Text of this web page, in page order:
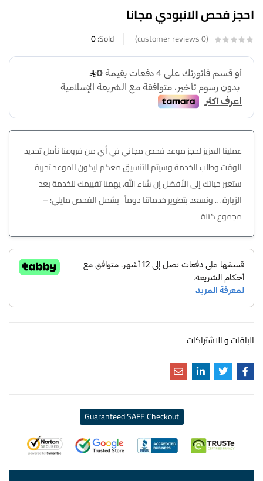
احجز فحص الانبودي مجانا
0
Sold:
0
عملينا العزيز لحجز موعد فحص مجاني في أي من فروعنا نأمل تحديد
الوقت وطلب الخدمة وسيتم التنسيق معكم ليكون الموعد تجربة
ستغير حياتك إلى الأفضل إن شاء الله. يهمنا تقييمك للخدمة بعد
الزيارة … ونسعد بتطوير خدماتنا دوماً يشمل الفحص مايلي: –
مجموع كتلة
الباقات و الاشتراكات
Guaranteed SAFE Checkout